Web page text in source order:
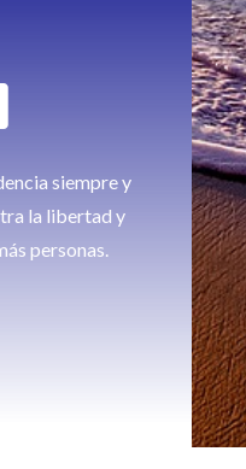
siempre y
la libertad y
personas.